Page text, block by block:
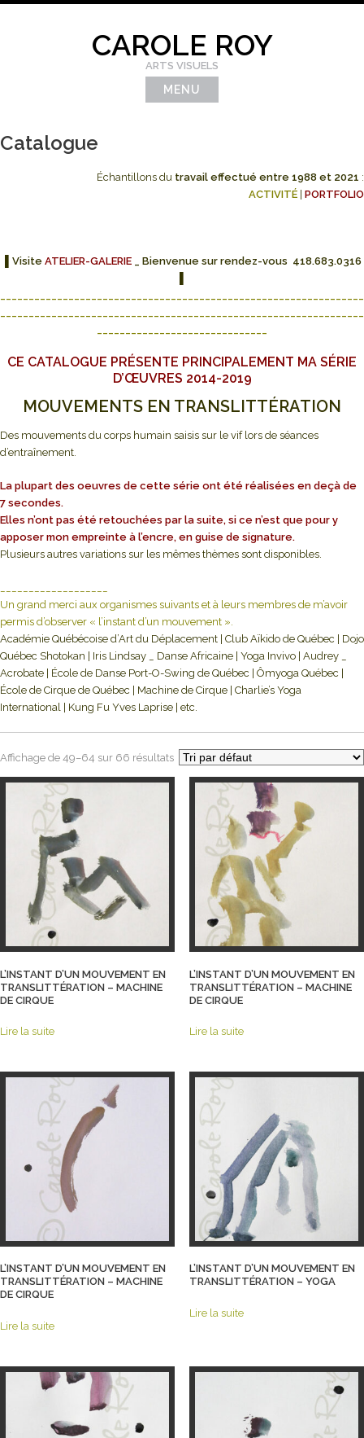
CAROLE ROY
ARTS VISUELS
MENU
Catalogue
Échantillons du travail effectué entre 1988 et 2021 :
ACTIVITÉ PORTFOLIO
▌Visite ATELIER-GALERIE _ Bienvenue sur rendez-vous 418.683.0316
CE CATALOGUE PRÉSENTE PRINCIPALEMENT MA SÉRIE
D’ŒUVRES 2014-2019
MOUVEMENTS EN TRANSLITTÉRATION
Des mouvements du corps humain saisis sur le vif lors de séances
d’entraînement.
La plupart des oeuvres de cette série ont été réalisées en deçà de
7 secondes.
Elles n’ont pas été retouchées par la suite, si ce n’est que pour y
apposer mon empreinte à l’encre, en guise de signature.
Plusieurs autres variations sur les mêmes thèmes sont disponibles.
Un grand merci aux organismes suivants et à leurs membres de m’avoir
permis d’observer « l’instant d’un mouvement ».
Académie Québécoise d’Art du Déplacement | Club Aïkido de Québec | Dojo
Québec Shotokan | Iris Lindsay _ Danse Africaine | Yoga Invivo | Audrey _
Acrobate | École de Danse Port-O-Swing de Québec | Ômyoga Québec |
École de Cirque de Québec | Machine de Cirque | Charlie’s Yoga
International | Kung Fu Yves Laprise | etc.
Affichage de 49–64 sur 66 résultats
L’INSTANT D’UN MOUVEMENT EN
TRANSLITTÉRATION – MACHINE
DE CIRQUE
Lire la suite
L’INSTANT D’UN MOUVEMENT EN
TRANSLITTÉRATION – MACHINE
DE CIRQUE
Lire la suite
L’INSTANT D’UN MOUVEMENT EN
TRANSLITTÉRATION – MACHINE
DE CIRQUE
Lire la suite
L’INSTANT D’UN MOUVEMENT EN
TRANSLITTÉRATION – YOGA
Lire la suite